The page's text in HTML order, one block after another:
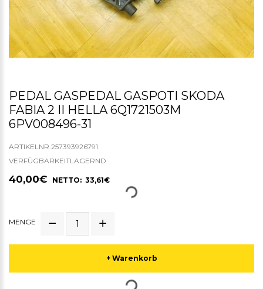
PEDAL GASPEDAL GASPOTI SKODA
FABIA 2 II HELLA 6Q1721503M
6PV008496-31
ARTIKELNR.257393926791
VERFÜGBARKEITLAGERND
40,00€ NETTO: 33,61€
MENGE
+ Warenkorb